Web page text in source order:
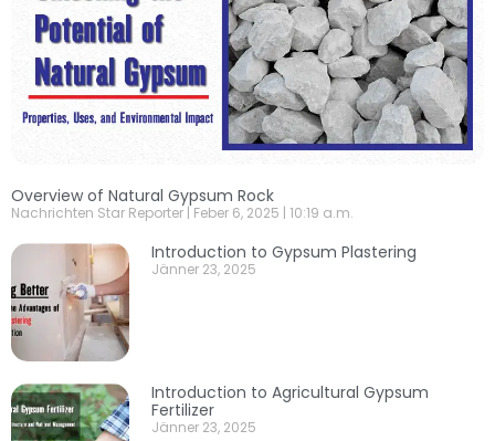
Overview of Natural Gypsum Rock
Nachrichten Star Reporter Feber 6, 2025 10:19 a.m.
Introduction to Gypsum Plastering
Jänner 23, 2025
Introduction to Agricultural Gypsum
Fertilizer
Jänner 23, 2025